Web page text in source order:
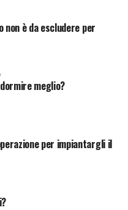
Newsletter
nostra Newsletter
è da escludere per
meglio?
per impiantargli il